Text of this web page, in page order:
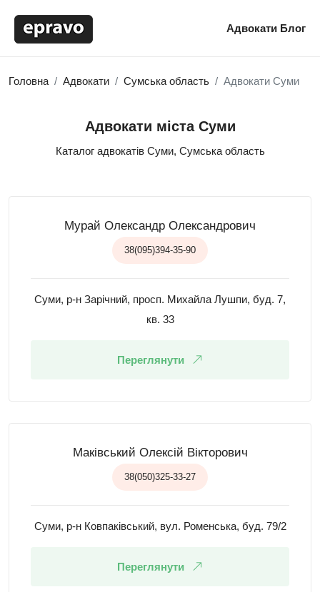
Адвокати Блог
Головна Адвокати Сумська область Адвокати Суми
Адвокати міста Суми
Каталог адвокатів Суми, Сумська область
Мурай Олександр Олександрович
38(095)394-35-90
Суми, р-н Зарічний, просп. Михайла Лушпи, буд. 7,
кв. 33
Переглянути
Маківський Олексій Вікторович
38(050)325-33-27
Суми, р-н Ковпаківський, вул. Роменська, буд. 79/2
Переглянути